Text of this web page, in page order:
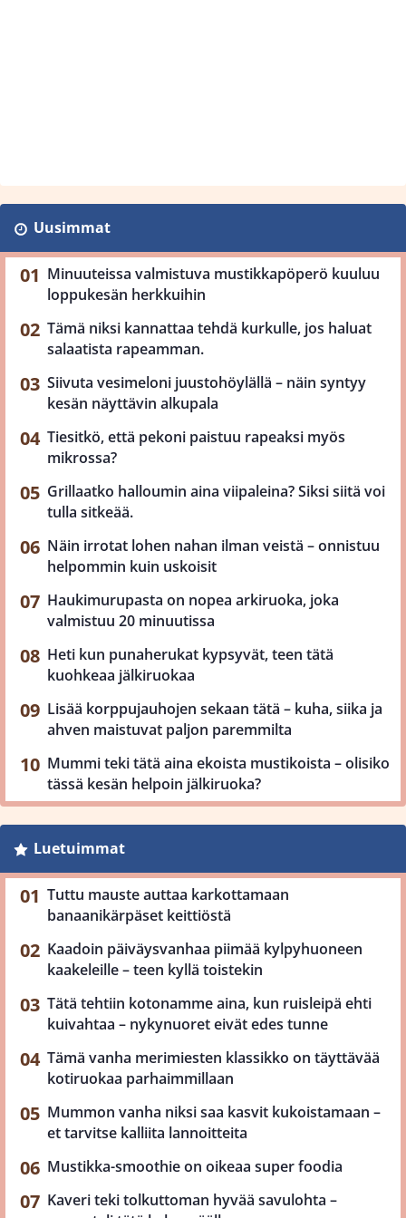
Uusimmat
Minuuteissa valmistuva mustikkapöperö kuuluu
loppukesän herkkuihin
Tämä niksi kannattaa tehdä kurkulle, jos haluat
salaatista rapeamman.
Siivuta vesimeloni juustohöylällä – näin syntyy
kesän näyttävin alkupala
Tiesitkö, että pekoni paistuu rapeaksi myös
mikrossa?
Grillaatko halloumin aina viipaleina? Siksi siitä voi
tulla sitkeää.
Näin irrotat lohen nahan ilman veistä – onnistuu
helpommin kuin uskoisit
Haukimurupasta on nopea arkiruoka, joka
valmistuu 20 minuutissa
Heti kun punaherukat kypsyvät, teen tätä
kuohkeaa jälkiruokaa
Lisää korppujauhojen sekaan tätä – kuha, siika ja
ahven maistuvat paljon paremmilta
Mummi teki tätä aina ekoista mustikoista – olisiko
tässä kesän helpoin jälkiruoka?
Luetuimmat
Tuttu mauste auttaa karkottamaan
banaanikärpäset keittiöstä
Kaadoin päiväysvanhaa piimää kylpyhuoneen
kaakeleille – teen kyllä toistekin
Tätä tehtiin kotonamme aina, kun ruisleipä ehti
kuivahtaa – nykynuoret eivät edes tunne
Tämä vanha merimiesten klassikko on täyttävää
kotiruokaa parhaimmillaan
Mummon vanha niksi saa kasvit kukoistamaan –
et tarvitse kalliita lannoitteita
Mustikka-smoothie on oikeaa super foodia
Kaveri teki tolkuttoman hyvää savulohta –